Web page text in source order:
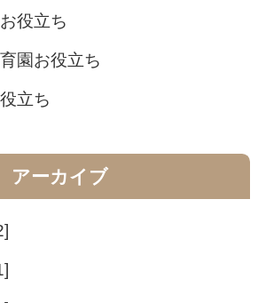
役立ち
園お役立ち
立ち
アーカイブ